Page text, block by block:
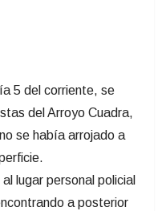
5 del corriente, se
del Arroyo Cuadra,
se había arrojado a
lugar personal policial
a posterior